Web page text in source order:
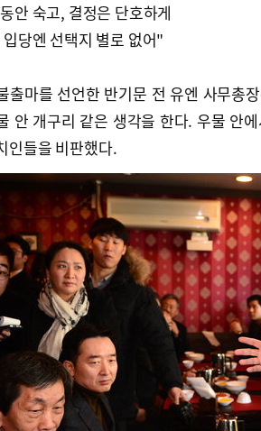
안 숙고, 결정은 단호하게
당엔 선택지 별로 없어"
출마를 선언한 반기문 전 유엔 사무총
안 개구리 같은 생각을 한다. 우물 안
인들을 비판했다.